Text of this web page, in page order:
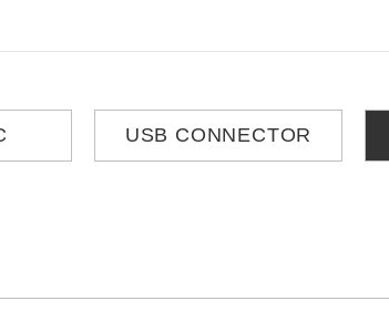
USB CONNECTOR